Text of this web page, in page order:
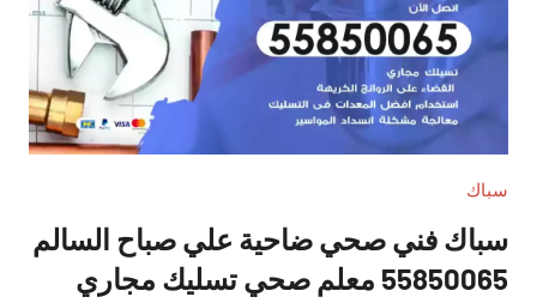
سباك
سباك فني صحي ضاحية علي صباح السالم
55850065 معلم صحي تسليك مجاري